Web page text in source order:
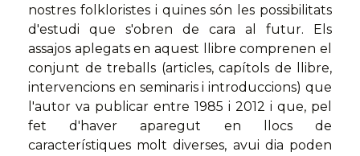
nostres folkloristes i quines són les possibilitats
d'estudi que s'obren de cara al futur. Els
assajos aplegats en aquest llibre comprenen el
conjunt de treballs (articles, capítols de llibre,
intervencions en seminaris i introduccions) que
l'autor va publicar entre 1985 i 2012 i que, pel
fet d'haver aparegut en llocs de
característiques molt diverses, avui dia poden